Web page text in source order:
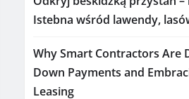
Istebna wśród lawendy,
Why Smart Contractors Are
Down Payments and
Leasing